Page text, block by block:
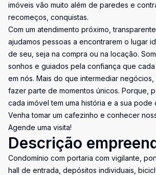
imóveis vão muito além de paredes e
recomeços, conquistas.
Com um atendimento próximo,
ajudamos pessoas a encontrarem o lugar
de seu, seja na compra ou na locação.
sonhos e guiados pela confiança que
em nós. Mais do que intermediar negócios,
fazer parte de momentos únicos. Porque,
cada imóvel tem uma história e a sua pode
Venha tomar um cafezinho e conhecer
Agende uma visita!
Descrição
Condomínio com portaria com vigilante,
hall de entrada, depósitos individuais,